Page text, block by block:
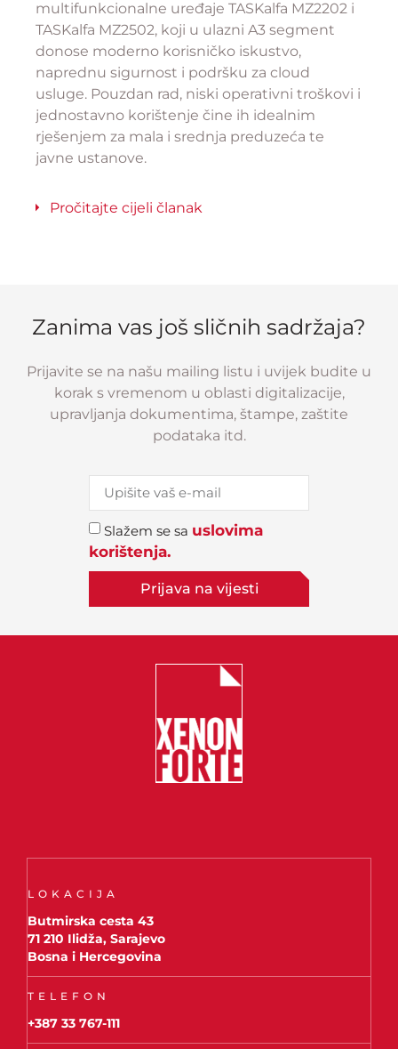
multifunkcionalne uređaje TASKalfa MZ2202 i
TASKalfa MZ2502, koji u ulazni A3 segment
donose moderno korisničko iskustvo,
naprednu sigurnost i podršku za cloud
usluge. Pouzdan rad, niski operativni troškovi i
jednostavno korištenje čine ih idealnim
rješenjem za mala i srednja preduzeća te
javne ustanove.
Pročitajte cijeli članak
Zanima vas još sličnih sadržaja?
Prijavite se na našu mailing listu i uvijek budite u
korak s vremenom u oblasti digitalizacije,
upravljanja dokumentima, štampe, zaštite
podataka itd.
Slažem se sa uslovima
korištenja.
Prijava na vijesti
LOKACIJA
Butmirska cesta 43
71 210 Ilidža, Sarajevo
Bosna i Hercegovina
TELEFON
+387 33 767-111